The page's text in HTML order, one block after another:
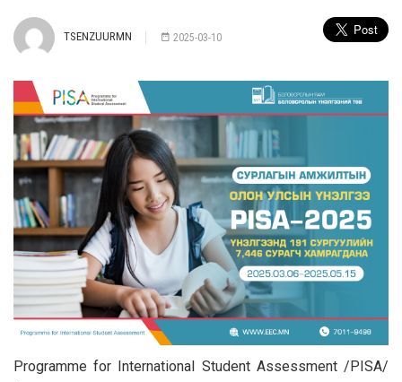
TSENZUURMN 2025-03-10
Programme for International Student Assessment /PISA/